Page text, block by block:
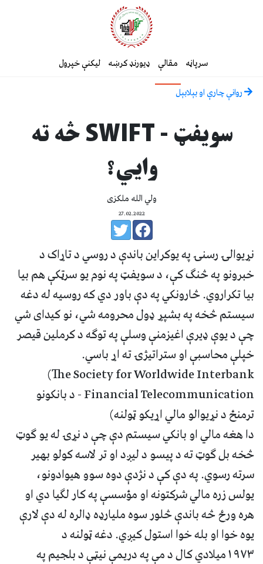
سرپاڼه مقالې ډیورنډ کرښه لیکنې خپرول
روانې چارې او بېلابېل
سویفټ - SWIFT څه ته
وايي؟
ولي الله ملکزی
27.02.2022
نړیوالۍ رسنۍ په یوکراین باندې د روسي د تاړاک د
خبرونو په څنګ کې، د سویفټ په نوم یو سرټکې هم بیا
بیا تکراروي. څارونکي په دې باور دي که روسیه له دغه
سیستم څخه په بشپړ ډول محرومه شي، نو کیدای شي
چې د یوې ډیرې اغیزمنې وسلې په توګه د کرملین قیصر
خپلې محاسبې او ستراتیژۍ ته اړ باسي.
The Society for Worldwide Interbank)
Financial Telecommunication - د بانکونو
ترمنځ د نړیوالو مالي اړیکو ټولنه)
دا هغه مالي او بانکي سیستم دې چې د نړۍ له یو ګوټ
څخه بل ګوټ ته د پيسو د لیږد او تر لاسه کولو بهیر
سرته رسوي. په دې کې د نژدې دوه سوو هیوادونو،
یولس زره مالي شرکتونه او مؤسسې په کار لګیا دي او
هره ورځ څه باندې څلور سوه ملیارډه ډالره له دې لارې
یوه خوا او بله خوا استول کیږي. دغه ټولنه د
۱۹۷۳میلادي کال د مې په دریمې نیټې د بلجیم په